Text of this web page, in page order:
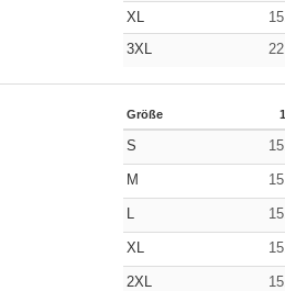
XL
3XL
Größe
S
M
XL
2XL